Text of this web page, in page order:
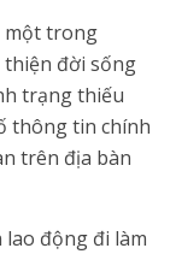
một trong
đời sống
trạng thiếu
thông tin chính
trên địa bàn
lao động đi làm